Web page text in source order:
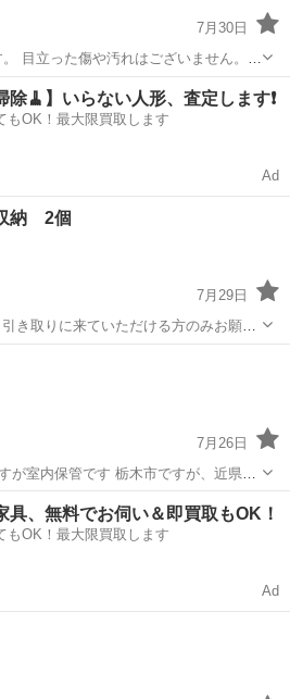
7月30日
目立った傷や汚れはございません。
る方にお譲りします。
その他 つっぱり
除🧹】いらない人形、査定します❗️
もOK！最大限買取します
Ad
納 2個
7月29日
き取りに来ていただける方のみお願い
します。
7月26日
栃木市ですが、近県で
枚全てでなくても、枚
数指定頂ければ対応致します 宜しくお願い致します
その他 運び
具、無料でお伺い＆即買取もOK！
もOK！最大限買取します
Ad